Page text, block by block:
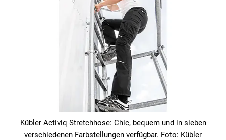
Kübler Activiq Stretchhose: Chic, bequem und in sieben
verschiedenen Farbstellungen verfügbar. Foto: Kübler